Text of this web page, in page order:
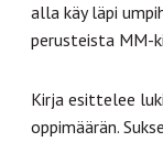
alla käy läpi
perusteista MM-
Kirja esittelee
oppimäärän.